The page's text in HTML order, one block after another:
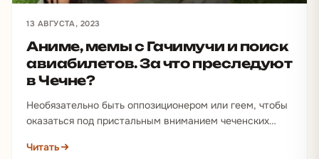
13 АВГУСТА, 2023
Аниме, мемы с Гачимучи и поиск
авиабилетов. За что преследуют
в Чечне?
Необязательно быть оппозиционером или геем, чтобы
оказаться под пристальным вниманием чеченских
сталкивались с абсурдными причинами для
Читать